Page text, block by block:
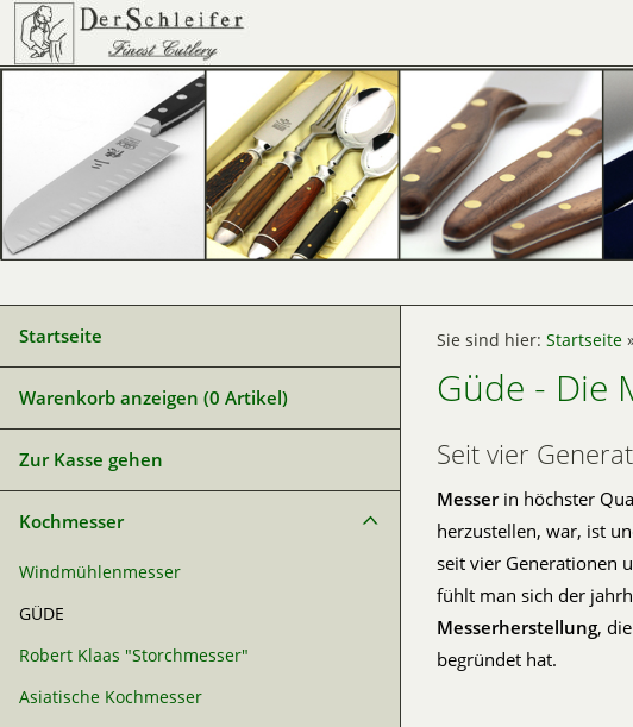
Startseite
Warenkorb anzeigen (0 Artikel)
Zur Kasse gehen
Kochmesser
Windmühlenmesser
GÜDE
Robert Klaas "Storchmesser"
Asiatische Kochmesser
Sie sind hier: Startseite
Güde - Die
Seit vier
Messerin höchster
herzustellen, war, ist
seit vier Generationen
fühlt man sich der
Messerherstellung,
begründet hat.